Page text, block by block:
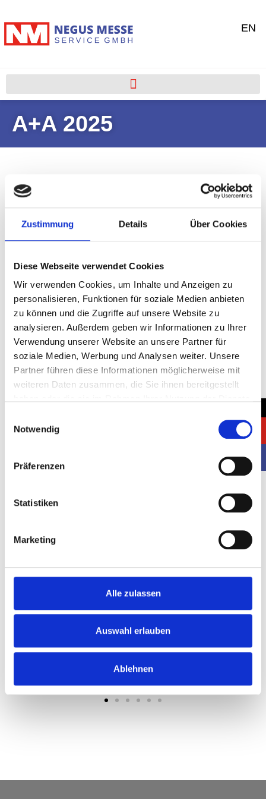
Zustimmung Details Über Cookies
Diese Webseite verwendet Cookies
Wir verwenden Cookies, um Inhalte und Anzeigen zu
personalisieren, Funktionen für soziale Medien anbieten
zu können und die Zugriffe auf unsere Website zu
analysieren. Außerdem geben wir Informationen zu Ihrer
Verwendung unserer Website an unsere Partner für
soziale Medien, Werbung und Analysen weiter. Unsere
Partner führen diese Informationen möglicherweise mit
weiteren Daten zusammen, die Sie ihnen bereitgestellt
Notwendig
Präferenzen
Statistiken
Marketing
Alle zulassen
Auswahl erlauben
Ablehnen
EN
A+A 2025
Portfolio
Standort:
Düsseldorf, Deutschland
Kunde:
ROFA
04.11.2025
07.11.2025